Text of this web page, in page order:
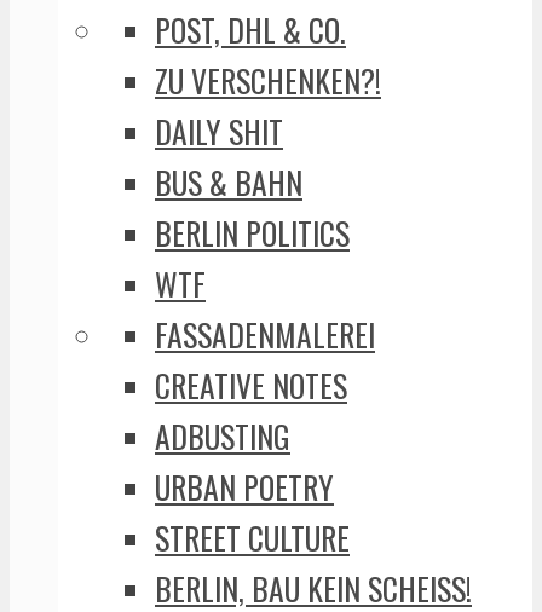
POST, DHL & CO.
ZU VERSCHENKEN?!
DAILY SHIT
BUS & BAHN
BERLIN POLITICS
WTF
FASSADENMALEREI
CREATIVE NOTES
ADBUSTING
URBAN POETRY
STREET CULTURE
BERLIN, BAU KEIN SCHEISS!